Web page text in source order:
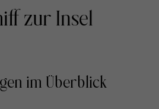
zur Insel
im Überblick